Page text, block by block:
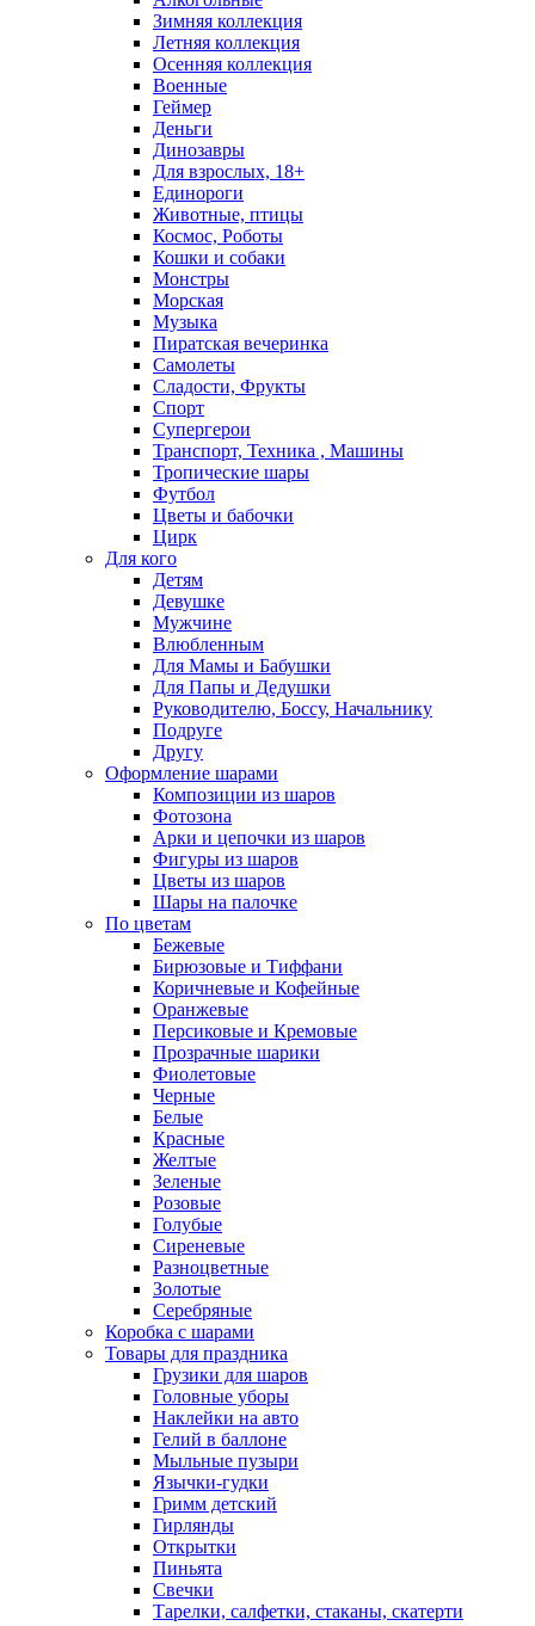
Зимняя коллекция
Летняя коллекция
Осенняя коллекция
Военные
Геймер
Деньги
Динозавры
Для взрослых, 18+
Единороги
Животные, птицы
Космос, Роботы
Кошки и собаки
Монстры
Морская
Музыка
Пиратская вечеринка
Самолеты
Сладости, Фрукты
Спорт
Супергерои
Транспорт, Техника , Машины
Тропические шары
Футбол
Цветы и бабочки
Цирк
Для кого
Детям
Девушке
Мужчине
Влюбленным
Для Мамы и Бабушки
Для Папы и Дедушки
Руководителю, Боссу, Начальнику
Подруге
Другу
Оформление шарами
Композиции из шаров
Фотозона
Арки и цепочки из шаров
Фигуры из шаров
Цветы из шаров
Шары на палочке
По цветам
Бежевые
Бирюзовые и Тиффани
Коричневые и Кофейные
Оранжевые
Персиковые и Кремовые
Прозрачные шарики
Фиолетовые
Черные
Белые
Красные
Желтые
Зеленые
Розовые
Голубые
Сиреневые
Разноцветные
Золотые
Серебряные
Коробка с шарами
Товары для праздника
Грузики для шаров
Головные уборы
Наклейки на авто
Гелий в баллоне
Мыльные пузыри
Язычки-гудки
Гримм детский
Гирлянды
Открытки
Пиньята
Свечки
Тарелки, салфетки, стаканы, скатерти